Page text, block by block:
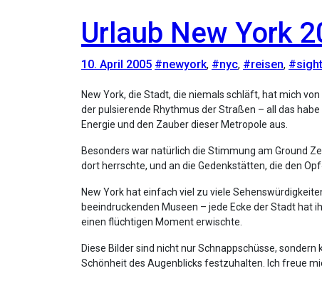
Urlaub New York
10. April 2005 #newyork, #nyc, #reisen,
New York, die Stadt, die niemals schläft, hat mich von der ersten Sekunde an in ihren Bann gezogen. Die schillernden Lichter der Times Square, die beeindruckende Skyline und
der pulsierende Rhythmus der Straßen – all das
Energie und den Zauber dieser Metropole aus.
Besonders war natürlich die Stimmung am Ground
dort herrschte, und an die Gedenkstätten, die den
New York hat einfach viel zu viele
beeindruckenden Museen – jede Ecke der Stadt hat
einen flüchtigen Moment erwischte.
Diese Bilder sind nicht nur Schnappschüsse,
Schönheit des Augenblicks festzuhalten. Ich freue